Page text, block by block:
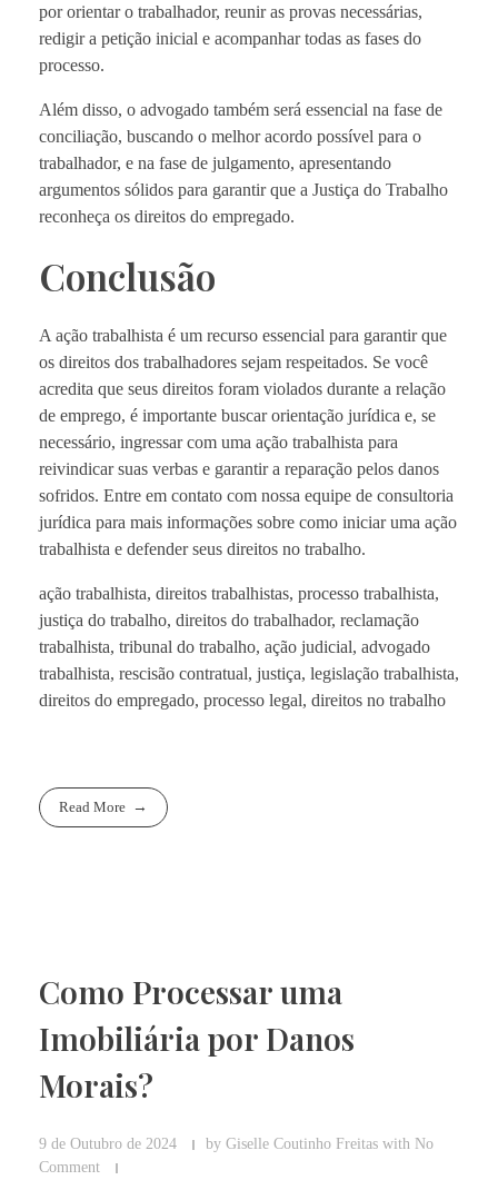
por orientar o trabalhador, reunir as provas necessárias,
redigir a petição inicial e acompanhar todas as fases do
processo.
Além disso, o advogado também será essencial na fase de
conciliação, buscando o melhor acordo possível para o
trabalhador, e na fase de julgamento, apresentando
argumentos sólidos para garantir que a Justiça do Trabalho
reconheça os direitos do empregado.
Conclusão
A ação trabalhista é um recurso essencial para garantir que
os direitos dos trabalhadores sejam respeitados. Se você
acredita que seus direitos foram violados durante a relação
de emprego, é importante buscar orientação jurídica e, se
necessário, ingressar com uma ação trabalhista para
reivindicar suas verbas e garantir a reparação pelos danos
sofridos. Entre em contato com nossa equipe de consultoria
jurídica para mais informações sobre como iniciar uma ação
trabalhista e defender seus direitos no trabalho.
ação trabalhista, direitos trabalhistas, processo trabalhista,
justiça do trabalho, direitos do trabalhador, reclamação
trabalhista, tribunal do trabalho, ação judicial, advogado
trabalhista, rescisão contratual, justiça, legislação trabalhista,
direitos do empregado, processo legal, direitos no trabalho
Read More
Como Processar uma
Imobiliária por Danos
Morais?
9 de Outubro de 2024 by Giselle Coutinho Freitas with No
Comment